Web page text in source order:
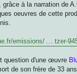
à la narration de
oeuvres de cette
emissions/ ... tzer-
question d'une œuvre
de son frère de 33